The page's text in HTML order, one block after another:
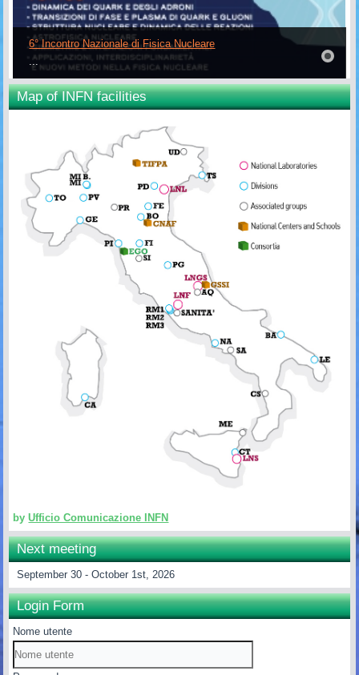
6° Incontro Nazionale di Fisica Nucleare
...
Map of INFN facilities
byUfficio Comunicazione INFN
Next meeting
September 30 - October 1st, 2026
Login Form
Nome utente